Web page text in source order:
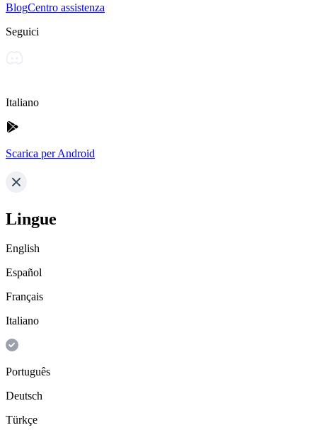
BlogCentro assistenza
Seguici
Italiano
Scarica per Android
Lingue
English
Español
Français
Italiano
Português
Deutsch
Türkçe